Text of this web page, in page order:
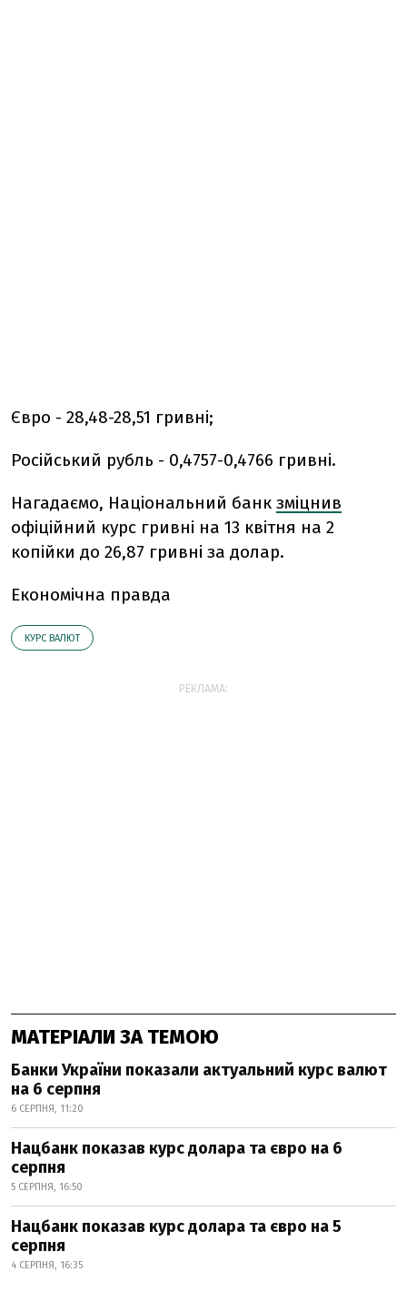
Євро - 28,48-28,51 гривні;
Російський рубль - 0,4757-0,4766 гривні.
Нагадаємо, Національний банк зміцнив
офіційний курс гривні на 13 квітня на 2
копійки до 26,87 гривні за долар.
Економічна правда
КУРС ВАЛЮТ
РЕКЛАМА:
МАТЕРІАЛИ ЗА ТЕМОЮ
Банки України показали актуальний курс валют
на 6 серпня
6 СЕРПНЯ, 11:20
Нацбанк показав курс долара та євро на 6
серпня
5 СЕРПНЯ, 16:50
Нацбанк показав курс долара та євро на 5
серпня
4 СЕРПНЯ, 16:35